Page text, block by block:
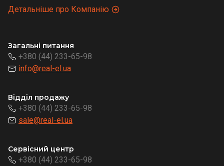
Детальніше про Компанію
Загальні питання
+380 (44) 233-65-98
info@real-el.ua
Відділ продажу
+380 (44) 233-65-98
sale@real-el.ua
Сервісний центр
+380 (44) 233-65-98